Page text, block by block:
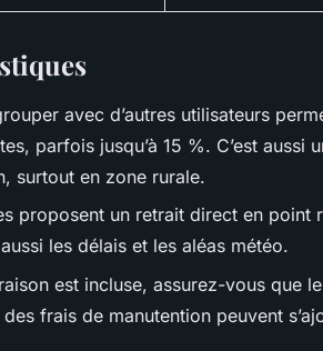
avec d’autres utilisateurs
parfois jusqu’à 15 %. C’est aussi
surtout en zone rurale.
proposent un retrait direct en point
les délais et les aléas météo.
est incluse, assurez-vous que
frais de manutention peuvent